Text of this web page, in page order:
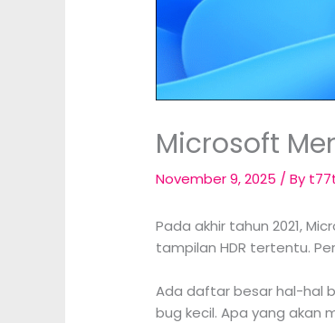
Microsoft
November 9, 2025 / By
Pada akhir tahun 2021,
tampilan HDR tertentu.
Ada daftar besar hal-hal
bug kecil. Apa yang akan